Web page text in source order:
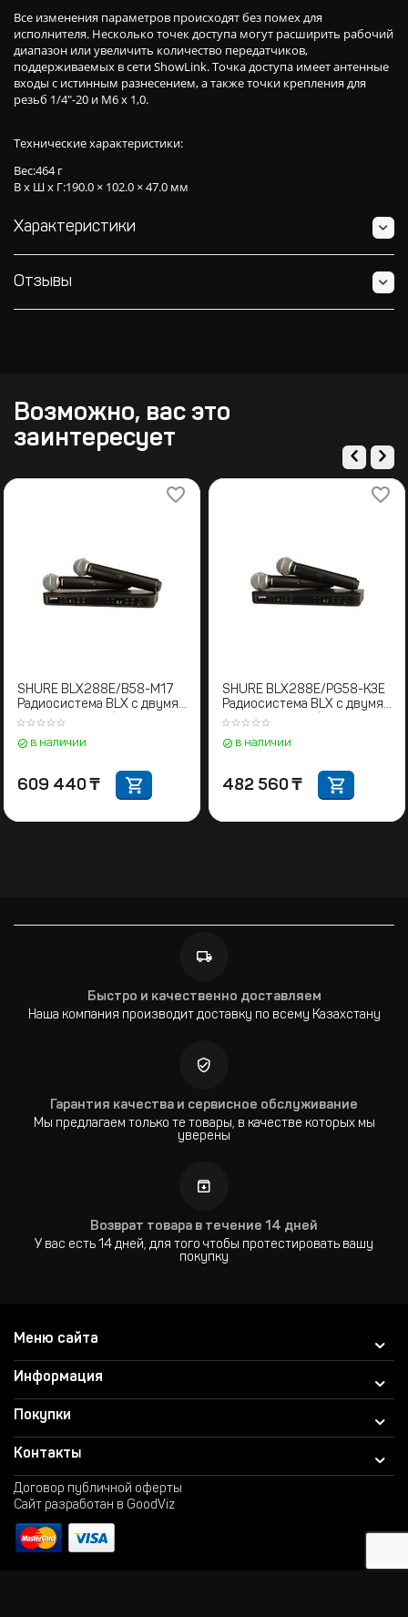
Все изменения параметров происходят без помех для
исполнителя. Несколько точек доступа могут расширить рабочий
диапазон или увеличить количество передатчиков,
поддерживаемых в сети ShowLink. Точка доступа имеет антенные
входы с истинным разнесением, а также точки крепления для
резьб 1/4"-20 и M6 x 1,0.
Технические характеристики:
Вес:464 г
В x Ш x Г:190.0 × 102.0 × 47.0 мм
Характеристики
Отзывы
Возможно, вас это
заинтересует
SHURE BLX288E/B58-M17
Радиосистема BLX с двумя
ручными микрофонами
в наличии
609 440 ₸
SHURE BLX288E/PG58-K3E
Радиосистема BLX с двумя
ручными микрофонами
в наличии
482 560 ₸
Быстро и качественно доставляем
Наша компания производит доставку по всему Казахстану
Гарантия качества и сервисное обслуживание
Мы предлагаем только те товары, в качестве которых мы
уверены
Возврат товара в течение 14 дней
У вас есть 14 дней, для того чтобы протестировать вашу
покупку
Меню сайта
Информация
Покупки
Контакты
Договор публичной оферты
Сайт разработан в GoodViz